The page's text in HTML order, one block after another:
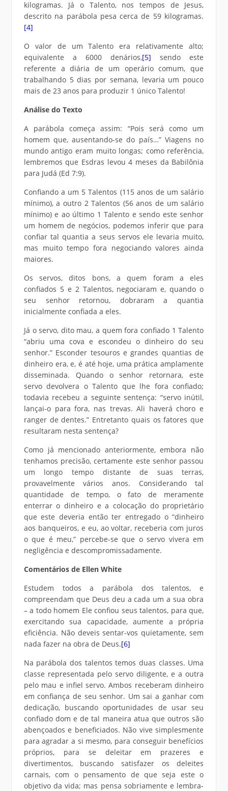
kilogramas. Já o Talento, nos tempos de Jesus,
descrito na parábola pesa cerca de 59 kilogramas.
[4]
O valor de um Talento era relativamente alto;
equivalente a 6000 denários,[5] sendo este
referente a diária de um operário comum, que
trabalhando 5 dias por semana, levaria um pouco
mais de 23 anos para produzir 1 único Talento!
Análise do Texto
A parábola começa assim: “Pois será como um
homem que, ausentando-se do país…” Viagens no
mundo antigo eram muito longas; como referência,
lembremos que Esdras levou 4 meses da Babilônia
para Judá (Ed 7:9).
Confiando a um 5 Talentos (115 anos de um salário
mínimo), a outro 2 Talentos (56 anos de um salário
mínimo) e ao último 1 Talento e sendo este senhor
um homem de negócios, podemos inferir que para
confiar tal quantia a seus servos ele levaria muito,
mas muito tempo fora negociando valores ainda
maiores.
Os servos, ditos bons, a quem foram a eles
confiados 5 e 2 Talentos, negociaram e, quando o
seu senhor retornou, dobraram a quantia
inicialmente confiada a eles.
Já o servo, dito mau, a quem fora confiado 1 Talento
“abriu uma cova e escondeu o dinheiro do seu
senhor.” Esconder tesouros e grandes quantias de
dinheiro era, e, é até hoje, uma prática amplamente
disseminada. Quando o senhor retornara, este
servo devolvera o Talento que lhe fora confiado;
todavia recebeu a seguinte sentença: “servo inútil,
lançai-o para fora, nas trevas. Ali haverá choro e
ranger de dentes.” Entretanto quais os fatores que
resultaram nesta sentença?
Como já mencionado anteriormente, embora não
tenhamos precisão, certamente este senhor passou
um longo tempo distante de suas terras,
provavelmente vários anos. Considerando tal
quantidade de tempo, o fato de meramente
enterrar o dinheiro e a colocação do proprietário
que este deveria então ter entregado o “dinheiro
aos banqueiros, e eu, ao voltar, receberia com juros
o que é meu,” percebe-se que o servo vivera em
negligência e descompromissadamente.
Comentários de Ellen White
Estudem todos a parábola dos talentos, e
compreendam que Deus deu a cada um a sua obra
– a todo homem Ele confiou seus talentos, para que,
exercitando sua capacidade, aumente a própria
eficiência. Não deveis sentar-vos quietamente, sem
nada fazer na obra de Deus.[6]
Na parábola dos talentos temos duas classes. Uma
classe representada pelo servo diligente, e a outra
pelo mau e infiel servo. Ambos receberam dinheiro
em confiança de seu senhor. Um sai a ganhar com
dedicação, buscando oportunidades de usar seu
confiado dom e de tal maneira atua que outros são
abençoados e beneficiados. Não vive simplesmente
para agradar a si mesmo, para conseguir benefícios
próprios, para se deleitar em prazeres e
divertimentos, buscando satisfazer os deleites
carnais, com o pensamento de que seja este o
objetivo da vida; mas pensa sobriamente e lembra-